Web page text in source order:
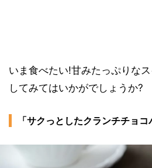
いま食べたい!甘みたっぷりな
してみてはいかがでしょうか?
「サクっとしたクランチチョ